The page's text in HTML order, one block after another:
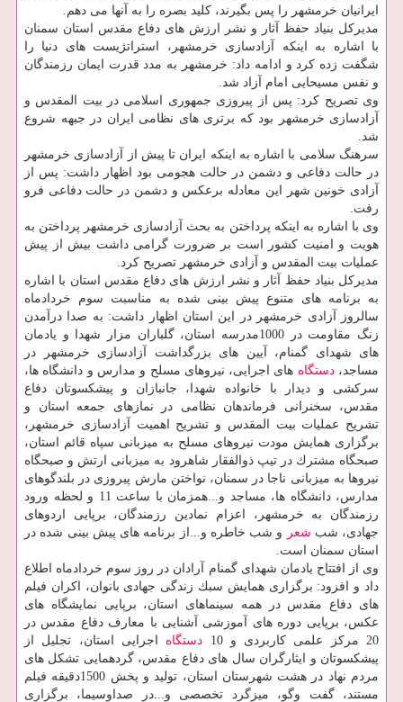
ایرانیان خرمشهر را پس بگیرند، كلید بصره را به آنها می دهم.
مدیركل بنیاد حفظ آثار و نشر ارزش های دفاع مقدس استان سمنان
با اشاره به اینكه آزادسازی خرمشهر، استراتژیست های دنیا را
شگفت زده كرد و ادامه داد: خرمشهر به مدد قدرت ایمان رزمندگان
و نفس مسیحایی امام آزاد شد.
وی تصریح كرد: پس از پیروزی جمهوری اسلامی در بیت المقدس و
آزادسازی خرمشهر بود كه برتری های نظامی ایران در جبهه شروع
شد.
سرهنگ سلامی با اشاره به اینكه ایران تا پیش از آزادسازی خرمشهر
در حالت دفاعی و دشمن در حالت هجومی بود اظهار داشت: پس از
آزادی خونین شهر این معادله برعكس و دشمن در حالت دفاعی فرو
رفت.
وی با اشاره به اینكه پرداختن به بحث آزادسازی خرمشهر پرداختن به
هویت و امنیت كشور است بر ضرورت گرامی داشت بیش از پیش
عملیات بیت المقدس و آزادی خرمشهر تصریح كرد.
مدیركل بنیاد حفظ آثار و نشر ارزش های دفاع مقدس استان با اشاره
به برنامه های متنوع پیش بینی شده به مناسبت سوم خردادماه
سالروز آزادی خرمشهر در این استان اظهار داشت: به صدا درآمدن
زنگ مقاومت در 1000مدرسه استان، گلباران مزار شهدا و یادمان
های شهدای گمنام، آیین های بزرگداشت آزادسازی خرمشهر در
مساجد،دستگاه های اجرایی، نیروهای مسلح و مدارس و دانشگاه ها،
سركشی و دیدار با خانواده شهدا، جانبازان و پیشكسوتان دفاع
مقدس، سخنرانی فرماندهان نظامی در نمازهای جمعه استان و
تشریح عملیات بیت المقدس و تشریح اهمیت آزادسازی خرمشهر،
برگزاری همایش مودت نیروهای مسلح به میزبانی سپاه قائم استان،
صبحگاه مشترك در تیپ ذوالفقار شاهرود به میزبانی ارتش و صبحگاه
نیروها به میزبانی ناجا در سمنان، نواختن مارش پیروزی در بلندگوهای
مدارس، دانشگاه ها، مساجد و...همزمان با ساعت 11 و لحظه ورود
رزمندگان به خرمشهر، اعزام نمادین رزمندگان، برپایی اردوهای
جهادی، شب شعر
و شب خاطره و...از برنامه های پیش بینی شده در
استان سمنان است.
وی از افتتاح یادمان شهدای گمنام آرادان در روز سوم خردادماه اطلاع
داد و افزود: برگزاری همایش سبك زندگی جهادی بانوان، اكران فیلم
های دفاع مقدس در همه سینماهای استان، برپایی نمایشگاه های
عكس، برپایی دوره های آموزشی آشنایی با معارف دفاع مقدس در
20 مركز علمی كاربردی و 10
دستگاه اجرایی استان، تجلیل از
پیشكسوتان و ایثارگران سال های دفاع مقدس، گردهمایی تشكل های
مردم نهاد در هشت شهرستان استان، تولید و پخش 1500دقیقه فیلم
مستند، گفت وگو، میزگرد تخصصی و...در صداوسیما، برگزاری